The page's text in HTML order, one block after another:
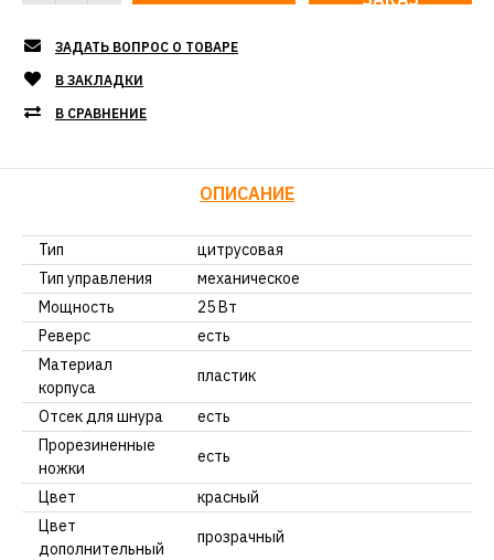
ЗАДАТЬ ВОПРОС О ТОВАРЕ
В ЗАКЛАДКИ
В СРАВНЕНИЕ
ОПИСАНИЕ
Тип
цитрусовая
Тип управления
механическое
Мощность
25 Вт
Реверс
есть
Материал
корпуса
пластик
Отсек для шнура
есть
Прорезиненные
ножки
есть
Цвет
красный
Цвет
дополнительный
прозрачный